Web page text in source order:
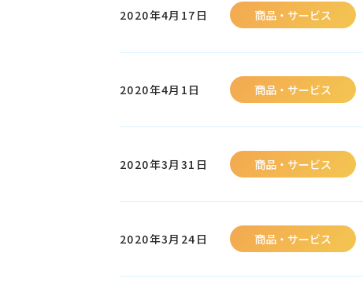
2020年4月17日 商品・サービス
2020年4月1日 商品・サービス
2020年3月31日 商品・サービス
2020年3月24日 商品・サービス